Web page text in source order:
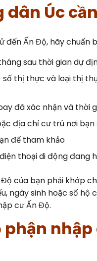
Úc
Ấn Độ, hãy chuẩn
sau thời gian dự
số thị thực và loại thị
đã xác nhận và thời
địa chỉ cư trú nơi bạn
để tham khảo
thoại di động đang
của bạn phải khớp
ngày sinh hoặc số hộ
cư Ấn Độ.